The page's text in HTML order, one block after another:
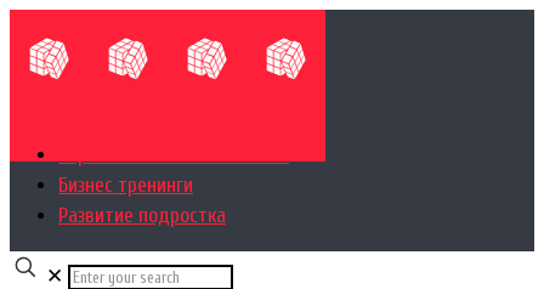
Бизнес тренинги
Развитие подростка
✕